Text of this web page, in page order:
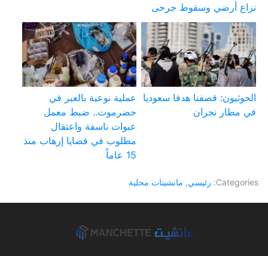
نزاع أرضي وسقوط جرحى
الحوثيون: قصفنا هدفا سعوديا
في مطار نجران
عملية نوعية بالعبر في
حضرموت.. ضبط معمل
عبوات ناسفة واعتقال
مطلوب في قضايا إرهاب منذ
15 عاماً
Categories: رئيسي, مانشيتات محلية